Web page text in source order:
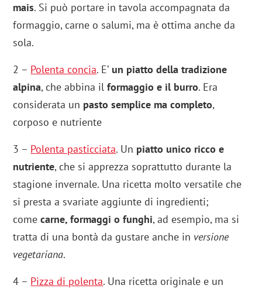
mais. Si può portare in tavola accompagnata da
formaggio, carne o salumi, ma è ottima anche da
sola.
2 – Polenta concia. E’ un piatto della tradizione
alpina, che abbina ilformaggio e il burro. Era
considerata un pasto semplice ma completo,
corposo e nutriente
3 – Polenta pasticciata. Un piatto unico ricco e
nutriente, che si apprezza soprattutto durante la
stagione invernale. Una ricetta molto versatile che
si presta a svariate aggiunte di ingredienti;
comecarne, formaggi o funghi, ad esempio, ma si
tratta di una bontà da gustare anche in versione
vegetariana.
4 – Pizza di polenta. Una ricetta originale e un